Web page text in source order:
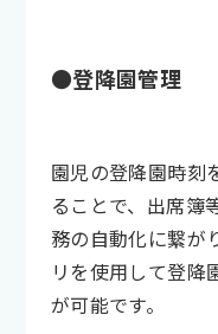
●登降園管理
園児の登降園時刻
ることで、出席簿
務の自動化に繋が
リを使用して登降
が可能です。